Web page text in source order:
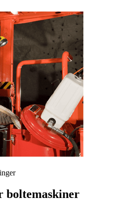
boltemaskiner